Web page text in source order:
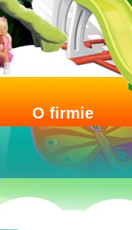
O firmie